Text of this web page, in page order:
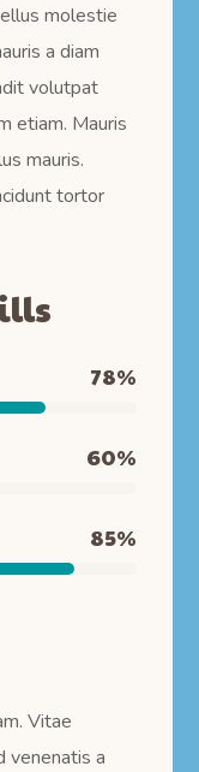
molestie
a diam
volutpat
etiam. Mauris
mauris.
tortor
78%
60%
85%
Vitae
venenatis a